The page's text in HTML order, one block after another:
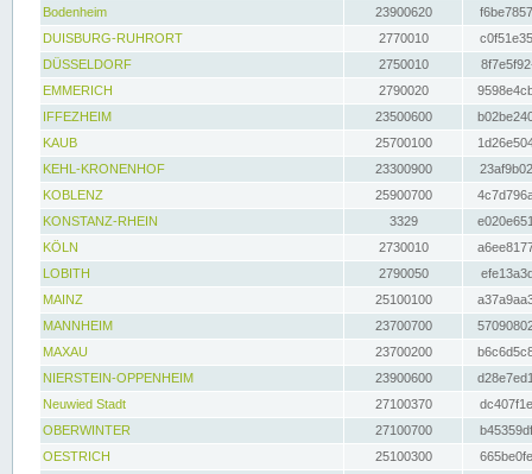
Bodenheim
23900620
DUISBURG-RUHRORT
2770010
DÜSSELDORF
2750010
EMMERICH
2790020
IFFEZHEIM
23500600
KAUB
25700100
KEHL-KRONENHOF
23300900
KOBLENZ
25900700
KONSTANZ-RHEIN
3329
KÖLN
2730010
LOBITH
2790050
MAINZ
25100100
MANNHEIM
23700700
MAXAU
23700200
NIERSTEIN-OPPENHEIM
23900600
Neuwied Stadt
27100370
OBERWINTER
27100700
OESTRICH
25100300